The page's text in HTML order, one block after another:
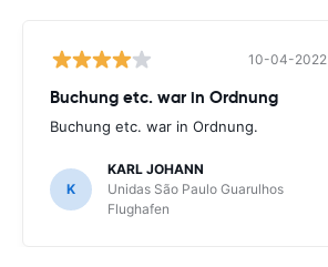
10-04-2022
Buchung etc. war in Ordnung
Buchung etc. war in Ordnung.
K
KARL JOHANN
Unidas São Paulo Guarulhos
Flughafen